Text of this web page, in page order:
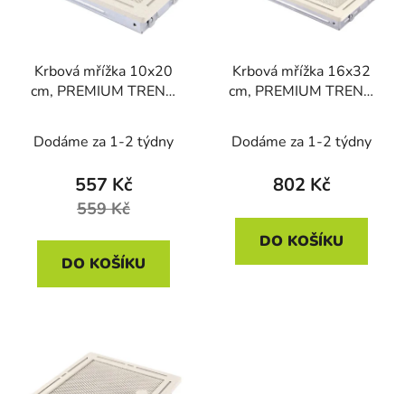
Krbová mřížka 10x20
cm, PREMIUM TREND
Dodáme za 1-2 týdny
557 Kč
559 Kč
DO KOŠÍKU
Krbová mřížka 16x32
cm, PREMIUM TREND
Dodáme za 1-2 týdny
802 Kč
DO KOŠÍKU